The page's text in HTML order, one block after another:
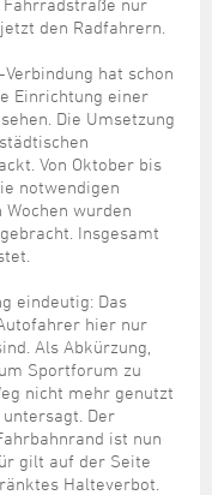
den Radfahrern.
hat schon
Einrichtung einer
Die Umsetzung
Von Oktober bis
notwendigen
wurden
Insgesamt
eindeutig: Das
hier nur
Als Abkürzung,
Sportforum zu
nicht mehr genutzt
Der
ist nun
gilt auf der Seite
Halteverbot.